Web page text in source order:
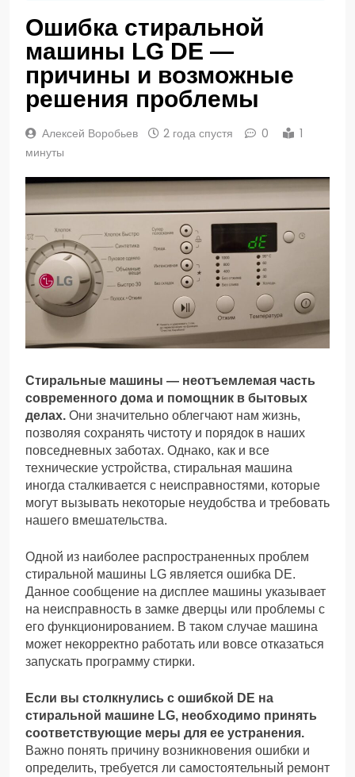
Ошибка стиральной
машины LG DE —
причины и возможные
решения проблемы
Алексей Воробьев 2 года спустя 0
1
минуты
Стиральные машины — неотъемлемая часть
современного дома и помощник в бытовых
делах. Они значительно облегчают нам жизнь,
позволяя сохранять чистоту и порядок в наших
повседневных заботах. Однако, как и все
технические устройства, стиральная машина
иногда сталкивается с неисправностями, которые
могут вызывать некоторые неудобства и требовать
нашего вмешательства.
Одной из наиболее распространенных проблем
стиральной машины LG является ошибка DE.
Данное сообщение на дисплее машины указывает
на неисправность в замке дверцы или проблемы с
его функционированием. В таком случае машина
может некорректно работать или вовсе отказаться
запускать программу стирки.
Если вы столкнулись с ошибкой DE на
стиральной машине LG, необходимо принять
соответствующие меры для ее устранения.
Важно понять причину возникновения ошибки и
определить, требуется ли самостоятельный ремонт